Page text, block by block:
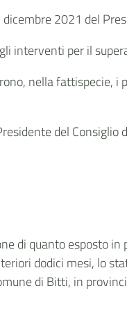
2021 del
interventi per il
nella fattispecie, i
del Consiglio
di quanto esposto
dodici mesi, lo
di Bitti, in